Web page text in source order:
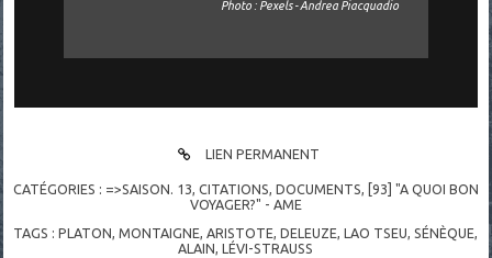
Photo : Pexels - Andrea Piacquadio
LIEN PERMANENT
CATÉGORIES : =>SAISON. 13, CITATIONS, DOCUMENTS, [93] "A QUOI BON
VOYAGER?" - AME
TAGS :PLATON,MONTAIGNE,ARISTOTE,DELEUZE,LAO TSEU,SÉNÈQUE,
ALAIN,LÉVI-STRAUSS